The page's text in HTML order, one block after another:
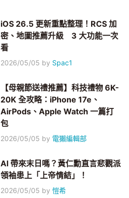
iOS 26.5 更新重點整理！RCS 加
密、地圖推薦升級 3 大功能一次
看
2026/05/05 by Spac1
【母親節送禮推薦】科技禮物 6K-
20K 全攻略：iPhone 17e、
AirPods、Apple Watch 一篇打
包
2026/05/05 by 電獺編輯部
AI 帶來末日嗎？黃仁勳直言悲觀派
領袖患上「上帝情結」！
2026/05/05 by愷希